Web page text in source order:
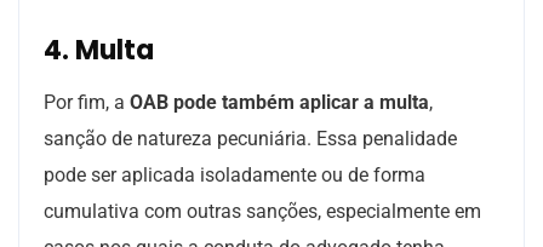
4. Multa
Por fim, a OAB pode também aplicar a multa,
sanção de natureza pecuniária. Essa penalidade
pode ser aplicada isoladamente ou de forma
cumulativa com outras sanções, especialmente em